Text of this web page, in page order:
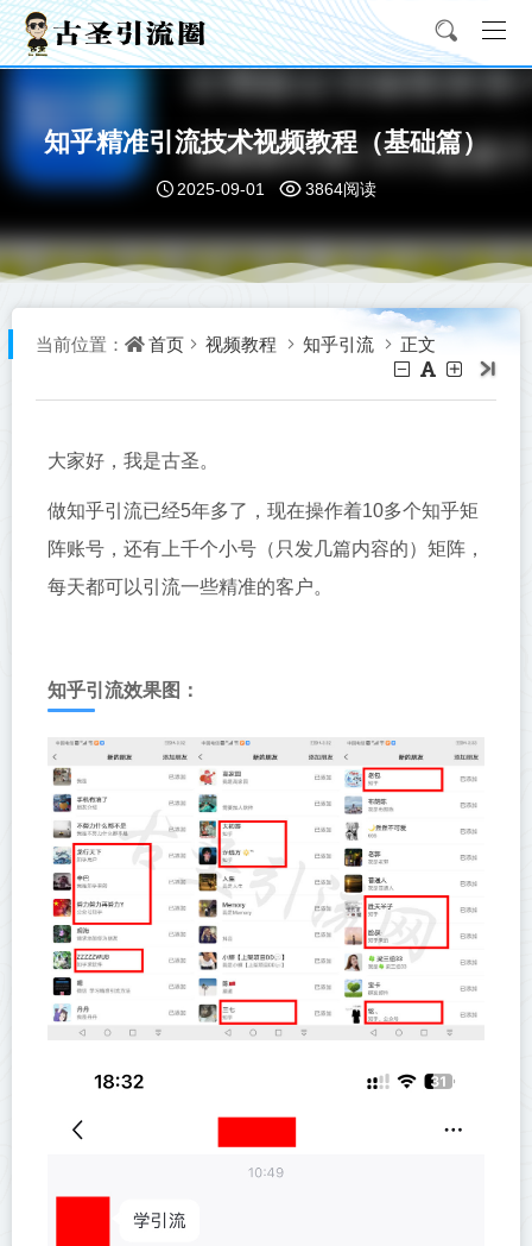
知乎精准引流技术视频教程（基础篇）
2025-09-01 3864阅读
当前位置： 首页 视频教程 知乎引流 正文
大家好，我是古圣。
做知乎引流已经5年多了，现在操作着10多个知乎矩
阵账号，还有上千个小号（只发几篇内容的）矩阵，
每天都可以引流一些精准的客户。
知乎引流效果图：